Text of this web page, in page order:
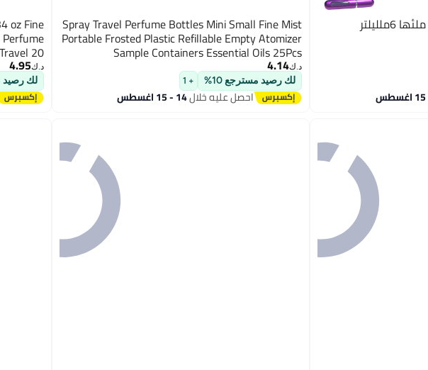
Spray Travel Perfume Bottles Mini Small Fine Mist
Portable Frosted Plastic Refillable Empty Atomizer
Sample Containers Essential Oils 25Pcs
د.ك‏4.14
لك رصيد مسترجع 10% + 1
احصل عليه خلال14 - 15 اغسطس
oz Fine
20
Pieces
د.ك‏4.95
لك رصيد